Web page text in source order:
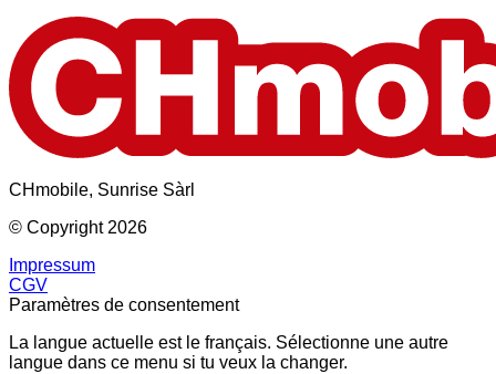
CHmobile, Sunrise Sàrl
© Copyright 2026
Impressum
CGV
Paramètres de consentement
La langue actuelle est le français. Sélectionne une autre
langue dans ce menu si tu veux la changer.